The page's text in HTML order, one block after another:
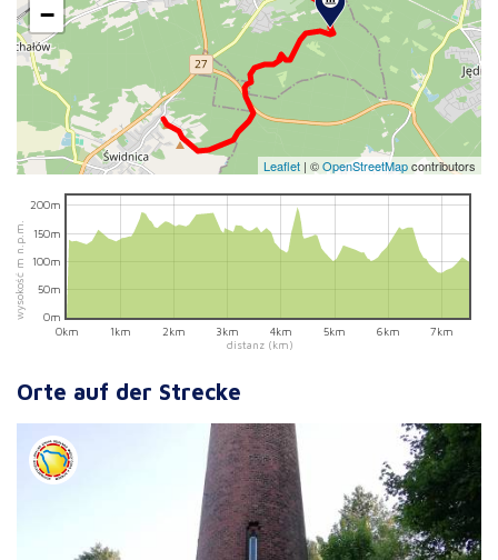
−
Leaflet | ©OpenStreetMapcontributors
distanz (km)
wysokość m n.p.m.
0km 1km 2km 3km 4km 5km 6km 7km
0m
50m
100m
150m
200m
Orte auf der Strecke